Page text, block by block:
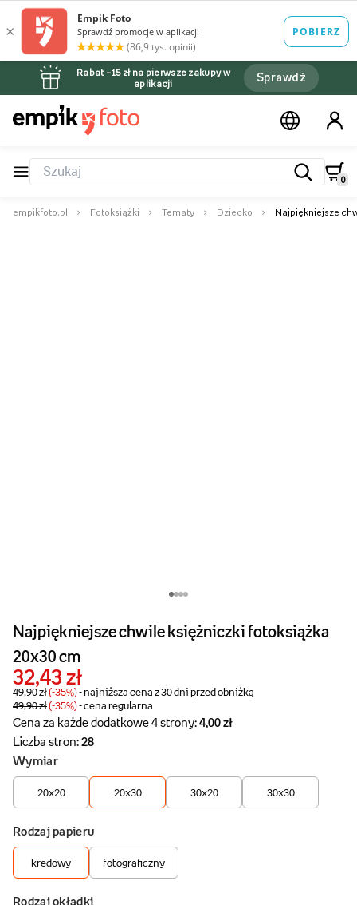
Rabat –15 zł na pierwsze zakupy w
aplikacji
Sprawdź
0
empikfoto.pl Fotoksiążki Tematy Dziecko Najpiękniejsze